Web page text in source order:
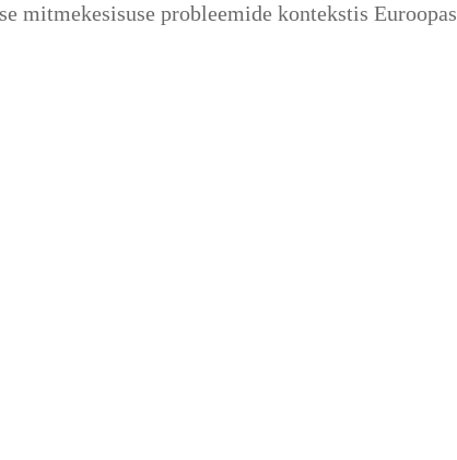
mitmekesisuse probleemide kontekstis Euroopas